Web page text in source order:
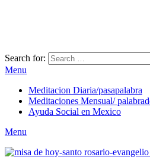
Search for:
Menu
Meditacion Diaria/pasapalabra
Meditaciones Mensual/
Ayuda Social en Mexico
Menu